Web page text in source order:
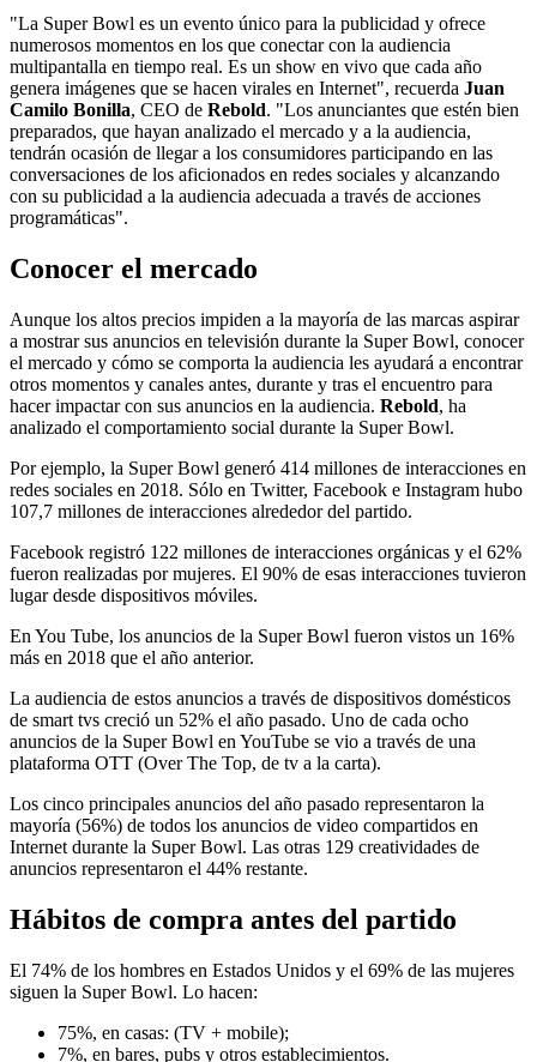
"La Super Bowl es un evento único para la publicidad y ofrece
numerosos momentos en los que conectar con la audiencia
multipantalla en tiempo real. Es un show en vivo que cada año
genera imágenes que se hacen virales en Internet", recuerda Juan
Camilo Bonilla, CEO de Rebold. "Los anunciantes que estén bien
preparados, que hayan analizado el mercado y a la audiencia,
tendrán ocasión de llegar a los consumidores participando en las
conversaciones de los aficionados en redes sociales y alcanzando
con su publicidad a la audiencia adecuada a través de acciones
programáticas".
Conocer el mercado
Aunque los altos precios impiden a la mayoría de las marcas aspirar
a mostrar sus anuncios en televisión durante la Super Bowl, conocer
el mercado y cómo se comporta la audiencia les ayudará a encontrar
otros momentos y canales antes, durante y tras el encuentro para
hacer impactar con sus anuncios en la audiencia. Rebold, ha
analizado el comportamiento social durante la Super Bowl.
Por ejemplo, la Super Bowl generó 414 millones de interacciones en
redes sociales en 2018. Sólo en Twitter, Facebook e Instagram hubo
107,7 millones de interacciones alrededor del partido.
Facebook registró 122 millones de interacciones orgánicas y el 62%
fueron realizadas por mujeres. El 90% de esas interacciones tuvieron
lugar desde dispositivos móviles.
En You Tube, los anuncios de la Super Bowl fueron vistos un 16%
más en 2018 que el año anterior.
La audiencia de estos anuncios a través de dispositivos domésticos
de smart tvs creció un 52% el año pasado. Uno de cada ocho
anuncios de la Super Bowl en YouTube se vio a través de una
plataforma OTT (Over The Top, de tv a la carta).
Los cinco principales anuncios del año pasado representaron la
mayoría (56%) de todos los anuncios de video compartidos en
Internet durante la Super Bowl. Las otras 129 creatividades de
anuncios representaron el 44% restante.
Hábitos de compra antes del partido
El 74% de los hombres en Estados Unidos y el 69% de las mujeres
siguen la Super Bowl. Lo hacen:
75%, en casas: (TV + mobile);
7%, en bares, pubs y otros establecimientos.